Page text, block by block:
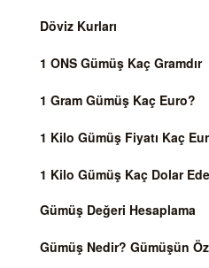
Döviz Kurları
1 ONS Gümüş Kaç Gramdır
1 Gram Gümüş Kaç Euro?
1 Kilo Gümüş Fiyatı Kaç
1 Kilo Gümüş Kaç Dolar
Gümüş Değeri Hesaplama
Gümüş Nedir? Gümüşün